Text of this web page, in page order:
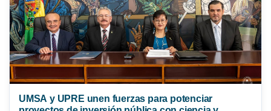
UMSA y UPRE unen fuerzas para potenciar